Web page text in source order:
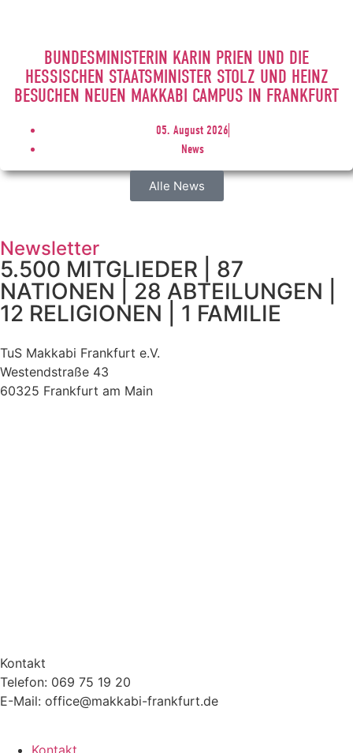
BUNDESMINISTERIN KARIN PRIEN UND DIE
HESSISCHEN STAATSMINISTER STOLZ UND HEINZ
BESUCHEN NEUEN MAKKABI CAMPUS IN FRANKFURT
05. August 2026
News
Alle News
Newsletter
5.500 MITGLIEDER | 87
NATIONEN | 28 ABTEILUNGEN |
12 RELIGIONEN | 1 FAMILIE
TuS Makkabi Frankfurt e.V.
Westendstraße 43
60325 Frankfurt am Main
Kontakt
Telefon: 069 75 19 20
E-Mail: office@makkabi-frankfurt.de
Kontakt